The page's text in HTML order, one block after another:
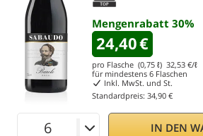
Mengenrabatt 30%
24,40€
pro Flasche (0,75 ℓ) 32,53 €/ℓ
für mindestens 6 Flaschen
Inkl. MwSt. und St.
Standardpreis: 34,90 €
IN DEN